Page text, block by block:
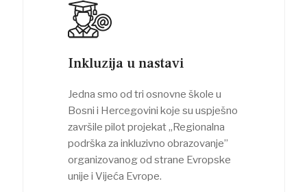
Inkluzija u nastavi
Jedna smo od tri osnovne škole u
Bosni i Hercegovini koje su uspješno
završile pilot projekat „Regionalna
podrška za inkluzivno obrazovanje”
organizovanog od strane Evropske
unije i Vijeća Evrope.